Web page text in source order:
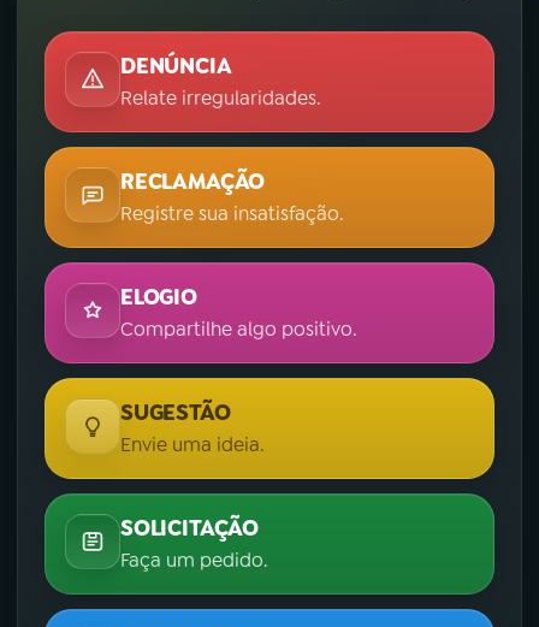
DENÚNCIA
Relate irregularidades.
RECLAMAÇÃO
Registre sua insatisfação.
ELOGIO
Compartilhe algo positivo.
SUGESTÃO
Envie uma ideia.
SOLICITAÇÃO
Faça um pedido.